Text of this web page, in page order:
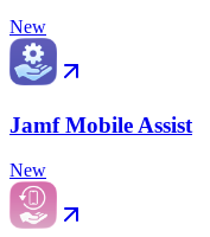
New
Jamf Mobile Assist
New